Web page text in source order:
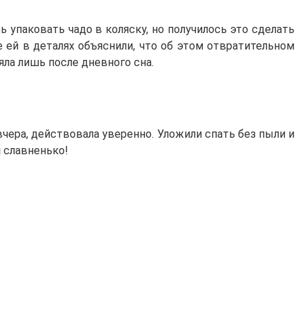
чадо в коляску, но получилось это сделать
в деталях объяснили, что об этом отвратительном
лишь после дневного сна.
действовала уверенно. Уложили спать без пыли и